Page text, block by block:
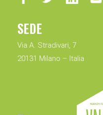
SEDE
Via A. Stradivari, 7
20131 Milano – Italia